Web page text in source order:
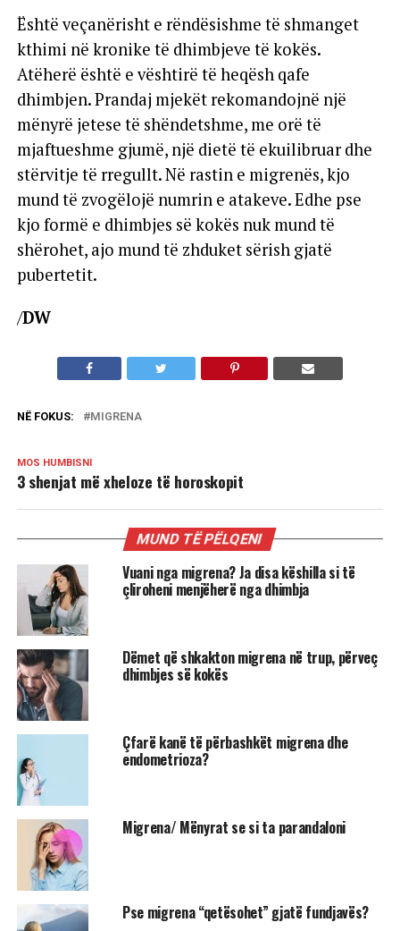
Është veçanërisht e rëndësishme të shmanget
kthimi në kronike të dhimbjeve të kokës.
Atëherë është e vështirë të heqësh qafe
dhimbjen. Prandaj mjekët rekomandojnë një
mënyrë jetese të shëndetshme, me orë të
mjaftueshme gjumë, një dietë të ekuilibruar dhe
stërvitje të rregullt. Në rastin e migrenës, kjo
mund të zvogëlojë numrin e atakeve. Edhe pse
kjo formë e dhimbjes së kokës nuk mund të
shërohet, ajo mund të zhduket sërish gjatë
pubertetit.
/DW
NË FOKUS: MIGRENA
MOS HUMBISNI
3 shenjat më xheloze të horoskopit
MUND TË PËLQENI
Vuani nga migrena? Ja disa këshilla si të
çliroheni menjëherë nga dhimbja
Dëmet që shkakton migrena në trup, përveç
dhimbjes së kokës
Çfarë kanë të përbashkët migrena dhe
endometrioza?
Migrena/ Mënyrat se si ta parandaloni
Pse migrena “qetësohet” gjatë fundjavës?